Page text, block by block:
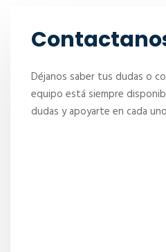
Déjanos saber tus dudas o
equipo está siempre
dudas y apoyarte en cada